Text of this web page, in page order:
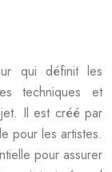
qui définit les
techniques et
Il est créé par
pour les artistes.
pour assurer